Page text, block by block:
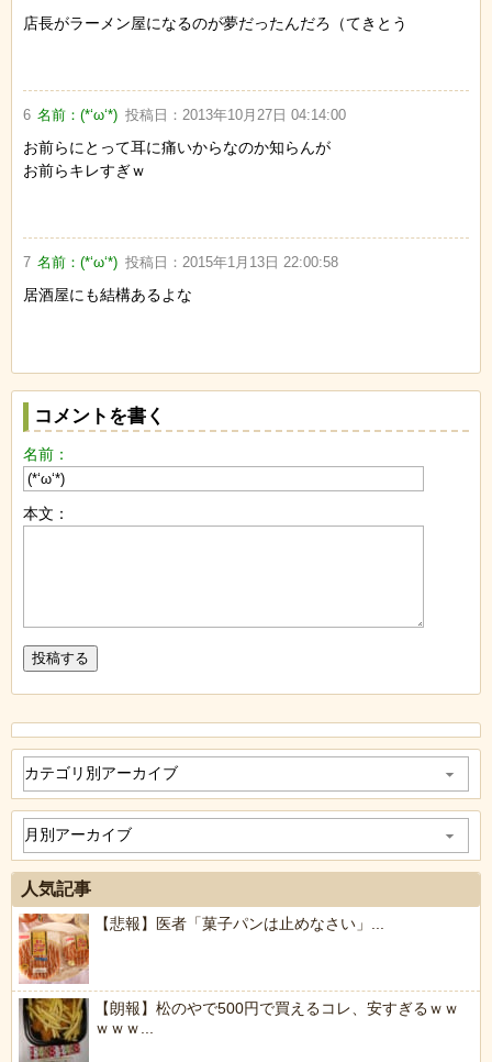
店長がラーメン屋になるのが夢だったんだろ（てきとう
6 名前：(*‘ω‘*) 投稿日： 2013年10月27日 04:14:00
お前らにとって耳に痛いからなのか知らんが
お前らキレすぎｗ
7 名前：(*‘ω‘*) 投稿日： 2015年1月13日 22:00:58
居酒屋にも結構あるよな
コメントを書く
名前：
本文：
人気記事
【悲報】医者「菓子パンは止めなさい」...
【朗報】松のやで500円で買えるコレ、安すぎるｗｗ
ｗｗｗ...